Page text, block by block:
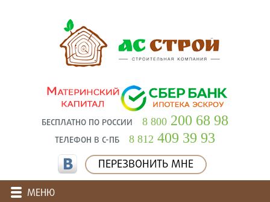
БЕСПЛАТНО ПО РОССИИ 8 800 200 68 98
ТЕЛЕФОН В С-ПБ 8 812 409 39 93
ПЕРЕЗВОНИТЬ МНЕ
МЕНЮ